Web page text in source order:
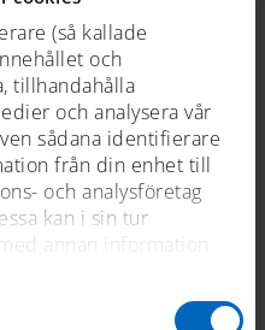
(så kallade
och
tillhandahålla
och analysera vår
sådana identifierare
från din enhet till
och analysföretag
kan i sin tur
annan information
deras tjänster. För mer
-39 2022
2021